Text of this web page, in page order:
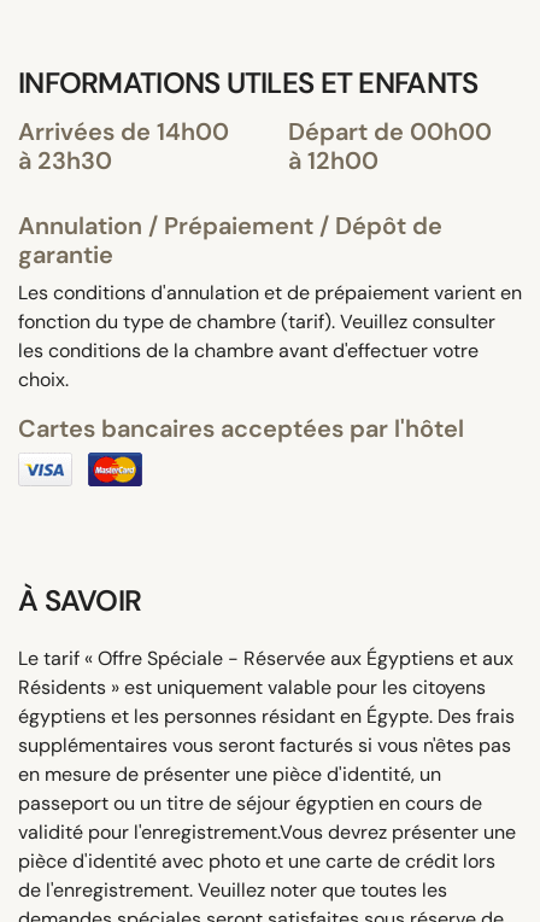
INFORMATIONS UTILES ET ENFANTS
Arrivées de 14h00
à 23h30
Départ de 00h00
à 12h00
Annulation / Prépaiement / Dépôt de
garantie
Les conditions d'annulation et de prépaiement varient en
fonction du type de chambre (tarif). Veuillez consulter
les conditions de la chambre avant d'effectuer votre
choix.
Cartes bancaires acceptées par l'hôtel
À SAVOIR
Le tarif « Offre Spéciale - Réservée aux Égyptiens et aux
Résidents » est uniquement valable pour les citoyens
égyptiens et les personnes résidant en Égypte. Des frais
supplémentaires vous seront facturés si vous n'êtes pas
en mesure de présenter une pièce d'identité, un
passeport ou un titre de séjour égyptien en cours de
validité pour l'enregistrement.Vous devrez présenter une
pièce d'identité avec photo et une carte de crédit lors
de l'enregistrement. Veuillez noter que toutes les